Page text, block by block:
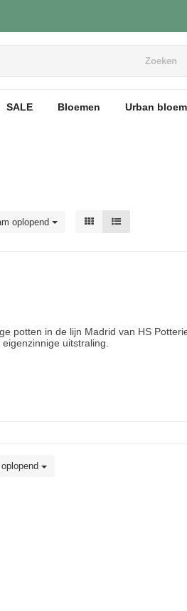
Zoeken
SALE Bloemen Urban
oplopend
potten in de lijn Madrid van HS
uitstraling.